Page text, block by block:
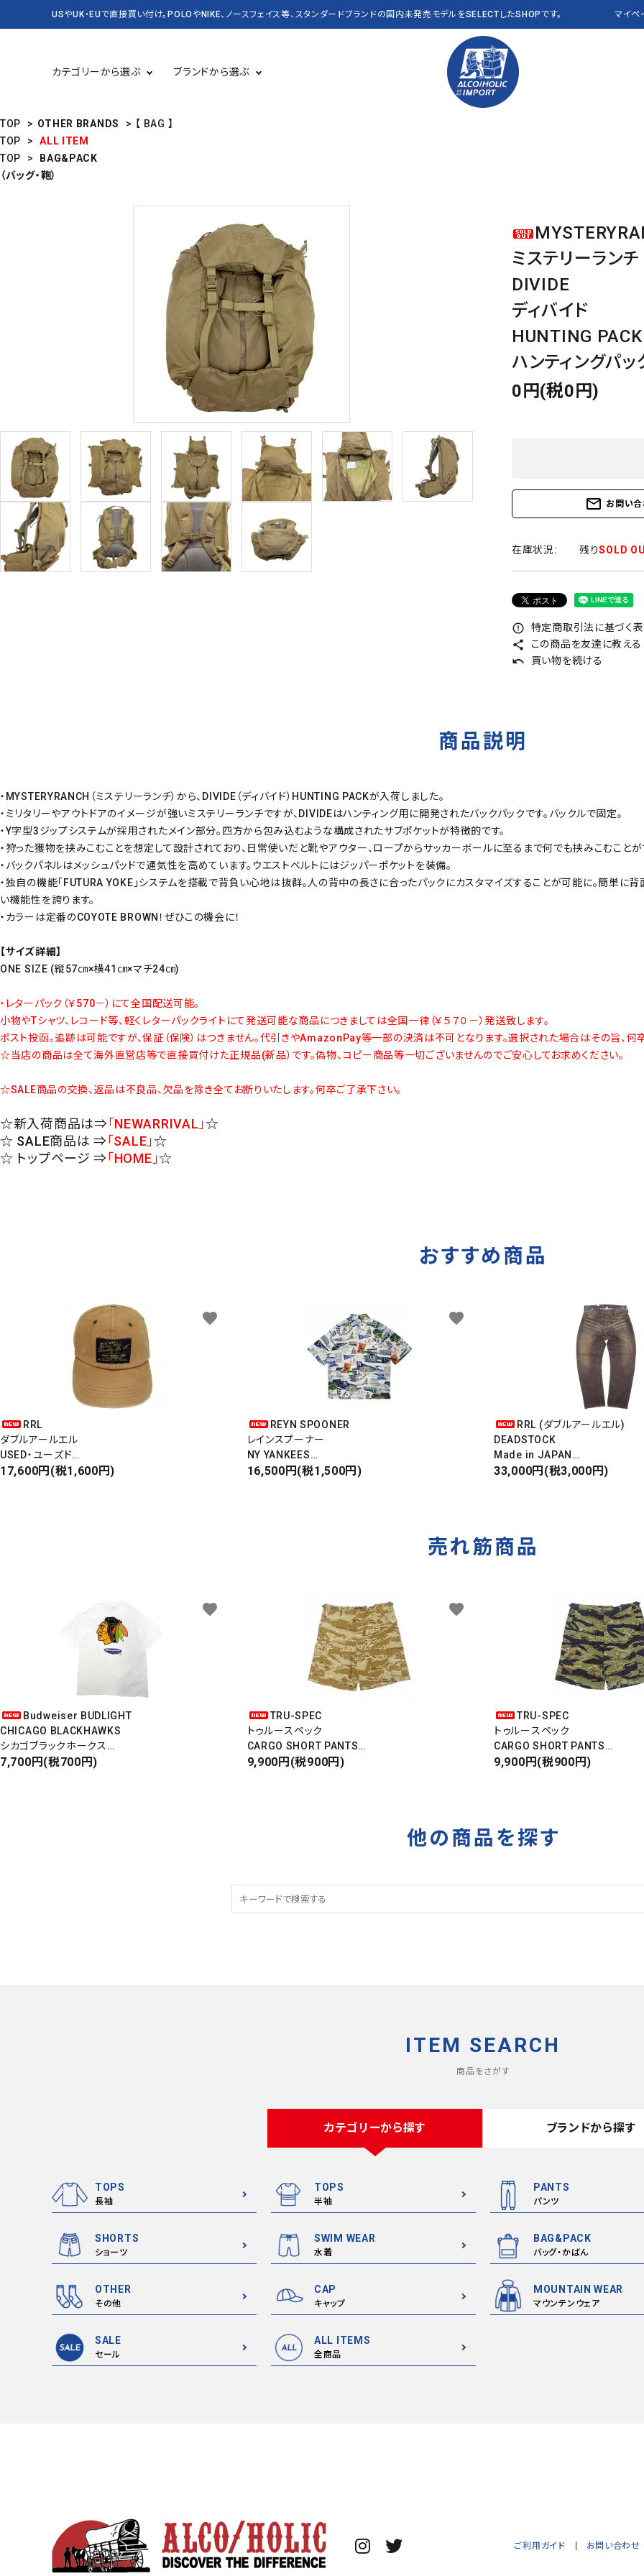
USやUK・EUで直接買い付け。POLOやNIKE、ノースフェイス等、スタンダードブランドの国内未発売モデルをSELECTしたSHOPです。 マイペ
カテゴリーから選ぶ
NEW&VINTAGE POLO ALL ITEMS 全商品
ブランドから選ぶ
Champion
LEVI'S NAUTICA
PATAGONIA
Timberland OTHER BRANDS
TOP > OTHER BRANDS >
【 BAG 】
TOP
>
ALL ITEM
TOP
>
BAG&PACK
（バッグ・鞄）
ミステリーランチ
DIVIDE
ディバイド
HUNTING PACK
ハンティングパッ
0円(税0円)
mail_outline お問い
在庫状況: 残りSOLD
error_outline 特定商取引法に基づく
share この商品を友達に教える
undo 買い物を続ける
商品説明
・MYSTERYRANCH（ミステリーランチ）から、DIVIDE（ディバイド）HUNTING PACKが入荷しました。
・ミリタリーやアウトドアのイメージが強いミステリーランチですが、DIVIDEはハンティング用に開発されたバックパックです。バックルで固定。
・Y字型3ジップシステムが採用されたメイン部分。四方から包み込むような構成されたサブポケットが特徴的です。
・狩った獲物を挟みこむことを想定して設計されており、日常使いだと靴やアウター、ロープからサッカーボールに至るまで何でも挟みこむことが
・バックパネルはメッシュパッドで通気性を高めています。ウエストベルトにはジッパーポケットを装備。
・独自の機能「FUTURA YOKE」システムを搭載で背負い心地は抜群。人の背中の長さに合ったパックにカスタマイズすることが可能に。簡単に
い機能性を誇ります。
・カラーは定番のCOYOTE BROWN！ぜひこの機会に！
【サイズ詳細】
ONE SIZE (縦57㎝×横41㎝×マチ24㎝)
・レターパック（￥570－）にて全国配送可能。
小物やTシャツ、レコード等、軽くレターパックライトにて発送可能な商品につきましては全国一律（￥５７０－）発送致します。
ポスト投函。追跡は可能ですが、保証（保険）はつきません。代引きやAmazonPay等一部の決済は不可となります。選択された場合はその旨、何
☆当店の商品は全て海外直営店等で直接買付けた正規品(新品）です。偽物、コピー商品等一切ございませんのでご安心してお求めください。
☆SALE商品の交換、返品は不良品、欠品を除き全てお断りいたします。何卒ご了承下さい。
☆新入荷商品は⇒「NEWARRIVAL」☆
☆ SALE商品は ⇒「SALE」☆
☆ トップページ ⇒「HOME」☆
おすすめ商品
RRL
ダブルアールエル
USED・ユーズド
6PANEL CAP
17,600円(税1,600円)
favorite
REYN SPOONER
レインスプーナー
NY YANKEES
ニューヨークヤンキース
16,500円(税1,500円)
favorite
RRL (ダブルアールエル)
DEADSTOCK
Made in JAPAN
DAMAGE DENIM PANTS
33,000円(税3,000円)
売れ筋商品
Budweiser BUDLIGHT
CHICAGO BLACKHAWKS
シカゴブラックホークス
半袖Tシャツ
7,700円(税700円)
favorite
TRU-SPEC
トゥルースペック
CARGO SHORT PANTS
カーゴショートパンツ
9,900円(税900円)
favorite
TRU-SPEC
トゥルースペック
CARGO SHORT PANTS
カーゴショートパンツ
9,900円(税900円)
他の商品を探す
ITEM SEARCH
商品をさがす
カテゴリーから探す ブランドから探す
TOPS
長袖
TOPS
半袖
PANTS
パンツ
SHORTS
ショーツ
SWIM WEAR
水着
BAG&PACK
バッグ・かばん
OTHER
その他
CAP
キャップ
MOUNTAIN WEAR
マウンテンウェア
SALE
セール
ALL ITEMS
全商品
ご利用ガイド お問い合わせ